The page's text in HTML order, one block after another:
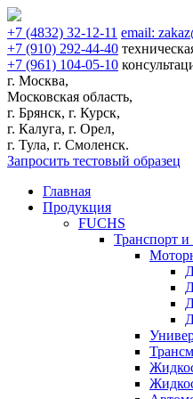
+7 (4832) 32-12-11 email:
+7 (910) 292-44-40
+7 (961) 104-05-10
г. Москва,
Московская область,
г. Брянск, г. Курск,
г. Калуга, г. Орел,
г. Тула, г. Смоленск.
Запросить тестовый образец
Главная
Продукция
FUCHS
Транспорт и